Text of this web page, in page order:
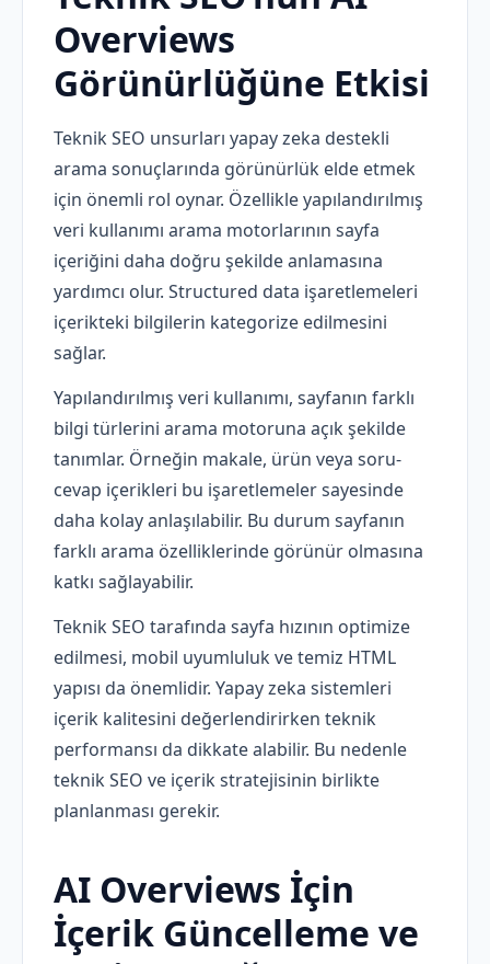
Overviews
Görünürlüğüne Etkisi
Teknik SEO unsurları yapay zeka destekli
arama sonuçlarında görünürlük elde etmek
için önemli rol oynar. Özellikle yapılandırılmış
veri kullanımı arama motorlarının sayfa
içeriğini daha doğru şekilde anlamasına
yardımcı olur. Structured data işaretlemeleri
içerikteki bilgilerin kategorize edilmesini
sağlar.
Yapılandırılmış veri kullanımı, sayfanın farklı
bilgi türlerini arama motoruna açık şekilde
tanımlar. Örneğin makale, ürün veya soru-
cevap içerikleri bu işaretlemeler sayesinde
daha kolay anlaşılabilir. Bu durum sayfanın
farklı arama özelliklerinde görünür olmasına
katkı sağlayabilir.
Teknik SEO tarafında sayfa hızının optimize
edilmesi, mobil uyumluluk ve temiz HTML
yapısı da önemlidir. Yapay zeka sistemleri
içerik kalitesini değerlendirirken teknik
performansı da dikkate alabilir. Bu nedenle
teknik SEO ve içerik stratejisinin birlikte
planlanması gerekir.
AI Overviews İçin
İçerik Güncelleme ve